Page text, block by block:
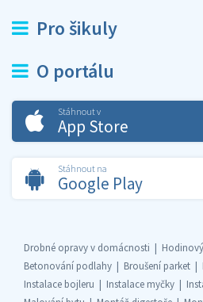
Pro šikuly
O portálu
Stáhnout v
App Store
Stáhnout na
Google Play
Drobné opravy v domácnosti
Betonování podlahy
Broušení parket
Instalace bojleru
Instalace myčky